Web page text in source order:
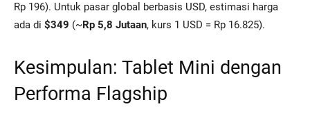
Rp 196). Untuk pasar global berbasis USD, estimasi harga
ada di $349 (~Rp 5,8 Jutaan, kurs 1 USD = Rp 16.825).
Kesimpulan: Tablet Mini dengan
Performa Flagship